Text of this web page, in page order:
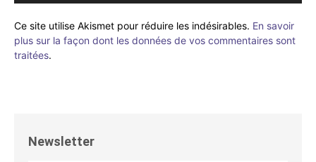
Ce site utilise Akismet pour réduire les indésirables. En savoir
plus sur la façon dont les données de vos commentaires sont
traitées.
Newsletter